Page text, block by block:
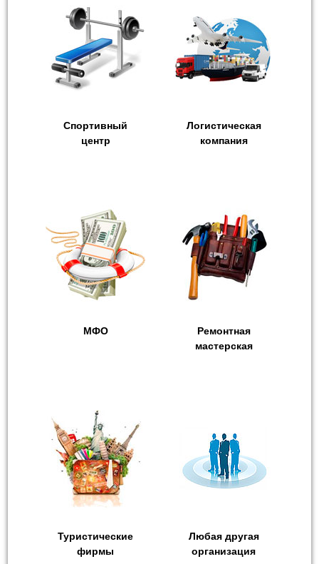
Спортивный
центр
Логистическая
компания
МФО
Ремонтная
мастерская
Туристические
фирмы
Любая другая
организация